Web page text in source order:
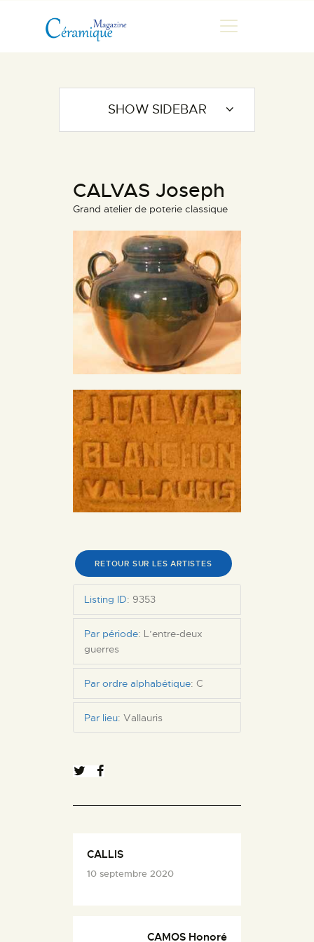
MAGAZINE
CHRONIQUES DE LUC
LES ARTISTES
GALERIES
MARCHANDES
DOCUMENTATION
CONTACT
ESPACE PRO
CALVAS Joseph
Grand atelier de poterie classique
RETOUR SUR LES ARTISTES
Listing ID: 9353
Par période: L’entre-deux
guerres
Par ordre alphabétique: C
Par lieu: Vallauris
CALLIS
10 septembre 2020
CAMOS Honoré
SHOW SIDEBAR